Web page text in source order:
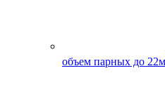
объем парных до 22м